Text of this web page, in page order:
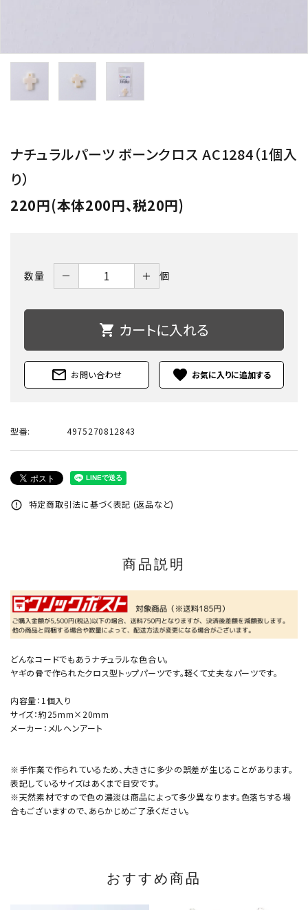
SHOP
CONTACT
ナチュラルパーツ ボーンクロス AC1284（1個入
り）
220円(本体200円、税20円)
数量 － ＋ 個
shopping_cart カートに入れる
mail_outline お問い合わせ favorite
型番: 4975270812843
error_outline 特定商取引法に基づく表記 (返品など)
商品説明
どんなコードでもあうナチュラルな色合い。
ヤギの骨で作られたクロス型トップパーツです。軽くて丈夫なパーツです。
内容量：1個入り
サイズ：約25mm×20mm
メーカー：メルヘンアート
※手作業で作られているため、大きさに多少の誤差が生じることがあります。
表記しているサイズはあくまで目安です。
※天然素材ですので色の濃淡は商品によって多少異なります。色落ちする場
合もございますので、あらかじめご了承ください。
おすすめ商品